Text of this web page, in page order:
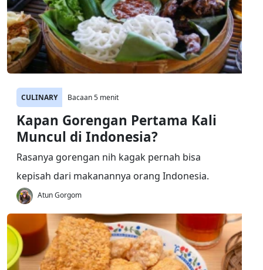
CULINARY Bacaan 5 menit
Kapan Gorengan Pertama Kali
Muncul di Indonesia?
Rasanya gorengan nih kagak pernah bisa
kepisah dari makanannya orang Indonesia.
Atun Gorgom